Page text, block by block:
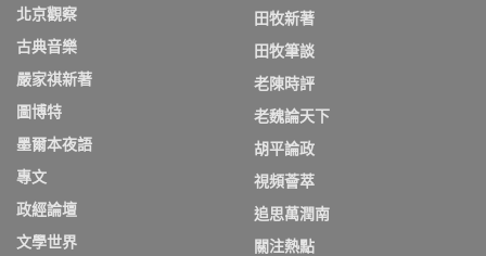
北京觀察
古典音樂
嚴家祺新著
圖博特
墨爾本夜語
專文
政經論壇
文學世界
田牧新著
田牧筆談
老陳時評
老魏論天下
胡平論政
視頻薈萃
追思萬潤南
關注熱點